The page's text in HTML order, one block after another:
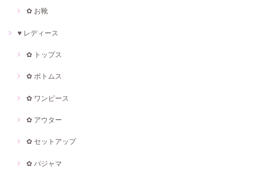
✿ お靴
♥ レディース
✿ トップス
✿ ボトムス
✿ ワンピース
✿ アウター
✿ セットアップ
✿ パジャマ